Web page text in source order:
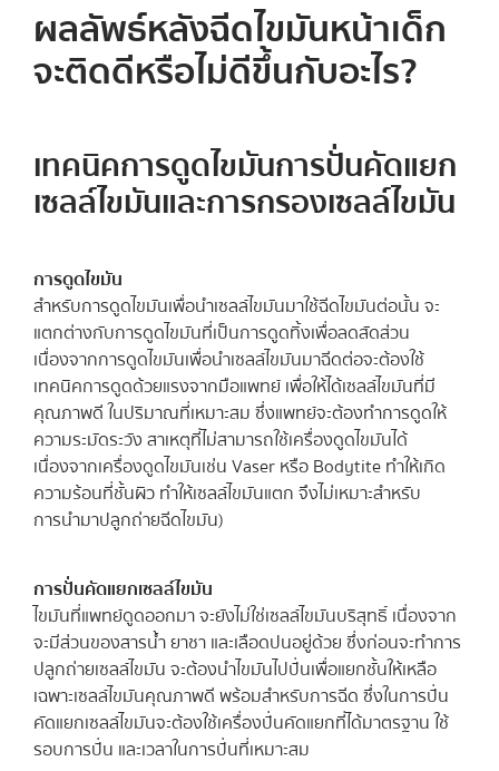
ผลลัพธ์หลังฉีดไขมันหน้าเด็ก
จะติดดีหรือไม่ดีขึ้นกับอะไร?
เทคนิคการดูดไขมันการปั่นคัดแยก
เซลล์ไขมันและการกรองเซลล์ไขมัน
การดูดไขมัน
สำหรับการดูดไขมันเพื่อนำเซลล์ไขมันมาใช้ฉีดไขมันต่อนั้น จะ
แตกต่างกับการดูดไขมันที่เป็นการดูดทิ้งเพื่อลดสัดส่วน
เนื่องจากการดูดไขมันเพื่อนำเซลล์ไขมันมาฉีดต่อจะต้องใช้
เทคนิคการดูดด้วยแรงจากมือแพทย์ เพื่อให้ได้เซลล์ไขมันที่มี
คุณภาพดี ในปริมาณที่เหมาะสม ซึ่งแพทย์จะต้องทำการดูดให้
ความระมัดระวัง สาเหตุที่ไม่สามารถใช้เครื่องดูดไขมันได้
เนื่องจากเครื่องดูดไขมันเช่น Vaser หรือ Bodytite ทำให้เกิด
ความร้อนที่ชั้นผิว ทำให้เซลล์ไขมันแตก จึงไม่เหมาะสำหรับ
การนำมาปลูกถ่ายฉีดไขมัน)
การปั่นคัดแยกเซลล์ไขมัน
ไขมันที่แพทย์ดูดออกมา จะยังไม่ใช่เซลล์ไขมันบริสุทธิ์ เนื่องจาก
จะมีส่วนของสารน้ำ ยาชา และเลือดปนอยู่ด้วย ซึ่งก่อนจะทำการ
ปลูกถ่ายเซลล์ไขมัน จะต้องนำไขมันไปปั่นเพื่อแยกชั้นให้เหลือ
เฉพาะเซลล์ไขมันคุณภาพดี พร้อมสำหรับการฉีด ซึ่งในการปั่น
คัดแยกเซลล์ไขมันจะต้องใช้เครื่องปั่นคัดแยกที่ได้มาตรฐาน ใช้
รอบการปั่น และเวลาในการปั่นที่เหมาะสม